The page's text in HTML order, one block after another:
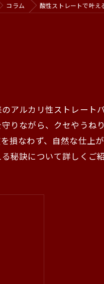
コラム 酸性ストレートで叶え
アルカリ性ストレート
りながら、クセやうね
損なわず、自然な仕上
秘訣について詳しくご紹